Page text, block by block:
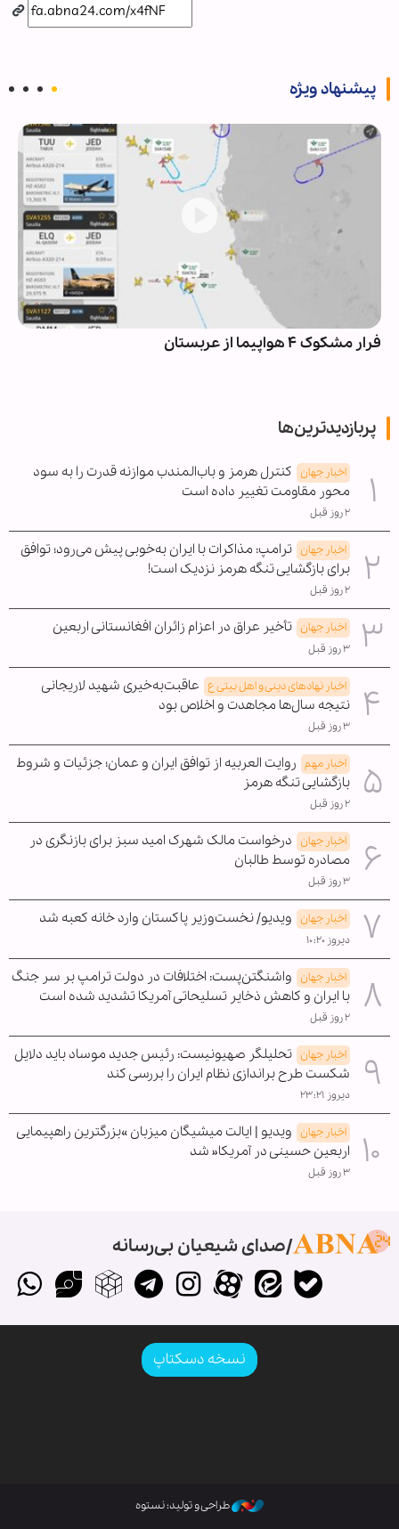
پیشنهاد ویژه
فرار مشکوک ۴ هواپیما از عربستان
پربازدیدترین‌ها
اخبار جهان کنترل هرمز و باب‌المندب موازنه قدرت را به سود
محور مقاومت تغییر داده است
۲ روز قبل
اخبار جهان ترامپ: مذاکرات با ایران به‌خوبی پیش می‌رود؛ توافق
برای بازگشایی تنگه هرمز نزدیک است!
۲ روز قبل
اخبار جهان تأخیر عراق در اعزام زائران افغانستانی اربعین
۳ روز قبل
اخبار نهادهای دینی و اهل بیتی ع عاقبت‌به‌خیری شهید لاریجانی
نتیجه سال‌ها مجاهدت و اخلاص بود
۳ روز قبل
اخبار مهم روایت العربیه از توافق ایران و عمان؛ جزئیات و شروط
بازگشایی تنگه هرمز
۲ روز قبل
اخبار جهان درخواست مالک شهرک امید سبز برای بازنگری در
مصادره توسط طالبان
۳ روز قبل
اخبار جهان ویدیو/ نخست‌وزیر پاکستان وارد خانه کعبه شد
دیروز ۱۰:۲۰
اخبار جهان واشنگتن‌پست: اختلافات در دولت ترامپ بر سر جنگ
با ایران و کاهش ذخایر تسلیحاتی آمریکا تشدید شده است
۲ روز قبل
اخبار جهان تحلیلگر صهیونیست: رئیس جدید موساد باید دلایل
شکست طرح براندازی نظام ایران را بررسی کند
دیروز ۲۳:۲۱
اخبار جهان ویدیو | ایالت میشیگان میزبان »بزرگترین راهپیمایی
اربعین حسینی در آمریکا« شد
۳ روز قبل
صدای شیعیان بی‌رسانه
نسخه دسکتاپ
طراحی و تولید: نستوه